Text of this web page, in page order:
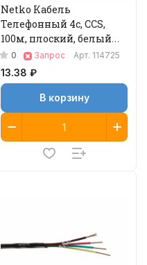
Netko Кабель
Телефонный 4с, CCS,
100м, плоский, белый
Optima
0 Запрос Арт. 114725
13.38 ₽
В корзину